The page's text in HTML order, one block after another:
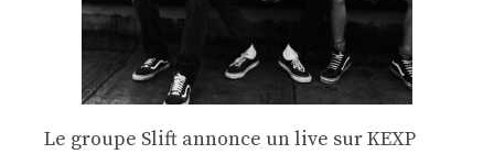
Le groupe Slift annonce un live sur KEXP